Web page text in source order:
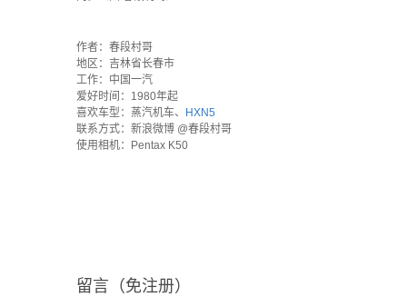
作者：春段村哥
地区：吉林省长春市
工作：中国一汽
爱好时间：1980年起
喜欢车型：蒸汽机车、 HXN5
联系方式：新浪微博 @春段村哥
使用相机：Pentax K50
留言（免注册）